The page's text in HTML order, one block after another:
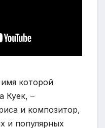
которой
Куек, –
и композитор,
и популярных